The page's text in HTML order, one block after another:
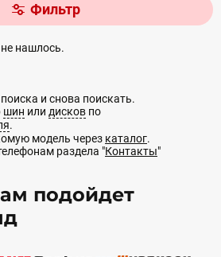
Фильтр
нашлось.
и снова поискать.
шин или дисков по
.
модель через каталог.
раздела "Контакты"
подойдет